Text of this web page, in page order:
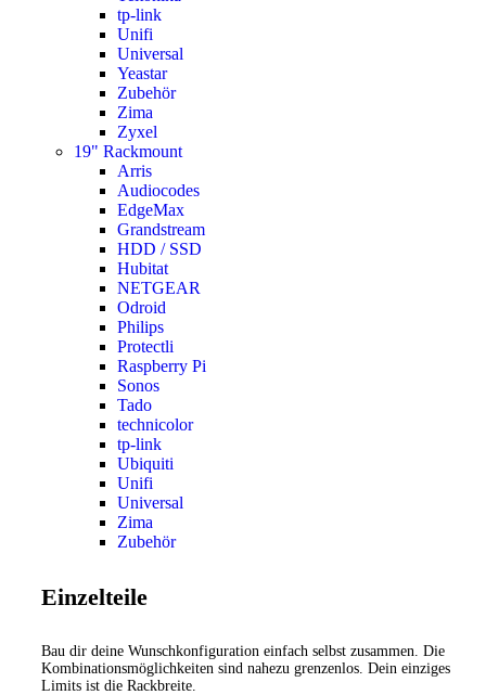
tp-link
Unifi
Universal
Yeastar
Zubehör
Zima
Zyxel
19" Rackmount
Arris
Audiocodes
EdgeMax
Grandstream
HDD / SSD
Hubitat
NETGEAR
Odroid
Philips
Protectli
Raspberry Pi
Sonos
Tado
technicolor
tp-link
Ubiquiti
Unifi
Universal
Zima
Zubehör
Einzelteile
Bau dir deine Wunschkonfiguration einfach selbst zusammen. Die
Kombinationsmöglichkeiten sind nahezu grenzenlos. Dein einziges
Limits ist die Rackbreite.